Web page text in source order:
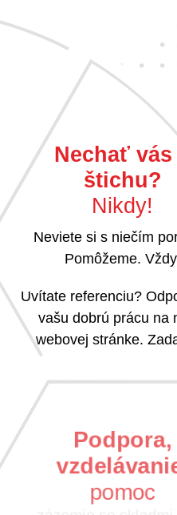
Nechať vás
štichu?
Nikdy!
Neviete si s niečím
Pomôžeme.
Uvítate referenciu?
vašu dobrú prácu na
webovej stránke.
Podpora,
pomoc